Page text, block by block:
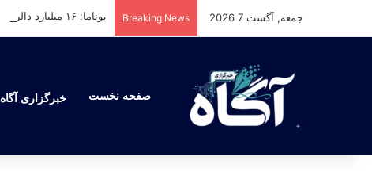
جمعه, آگست 7 2026 Breaking News
صفحه نخست خبرگزاری آگاه